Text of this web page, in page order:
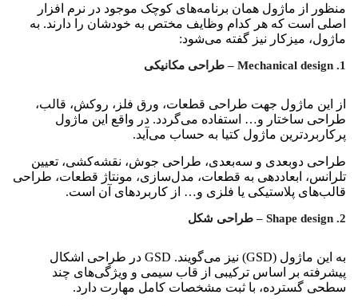
منظور از ماژول همان برنامه‌های کوچک موجود در نرم افزار
اصلی است که هر کدام وظایف مختص به خودشان را دارند. به
ماژول، میزکار نیز گفته می‌شود:
1. Mechanical design – طراحی مکانیکی
از این ماژول جهت طراحی قطعات، ورق فلز، روکش، قالب،
طراحی ساختار و… استفاده می‌گردد. در واقع این ماژول
پرکاربردترین ماژول کتیا به حساب می‌آید.
طراحی دوبعدی و سه‌بعدی، طراحی جوش، نقشه‌کشی، تعیین
تلرانس، ابعاددهی به قطعات، مدل‌سازی، مونتاژ قطعات، طراحی
قالب‌های پلاستیکی یا فلزی و… از کاربردهای آن است.
2. Shape design – طراحی شکل
به این ماژول (GSD) نیز می‌گویند. GSD در طراحی اشکال
پیشرفته بر اساس ترکیبی از قاب سیمی و ویژگی‌های چند
سطحی گسترده، با ثبت مشخصات کامل مهارت دارد.